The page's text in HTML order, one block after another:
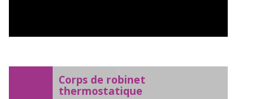
Corps de robinet
thermostatique